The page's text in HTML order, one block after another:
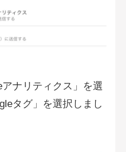
ナリティクス」を選
タグ」を選択しまし